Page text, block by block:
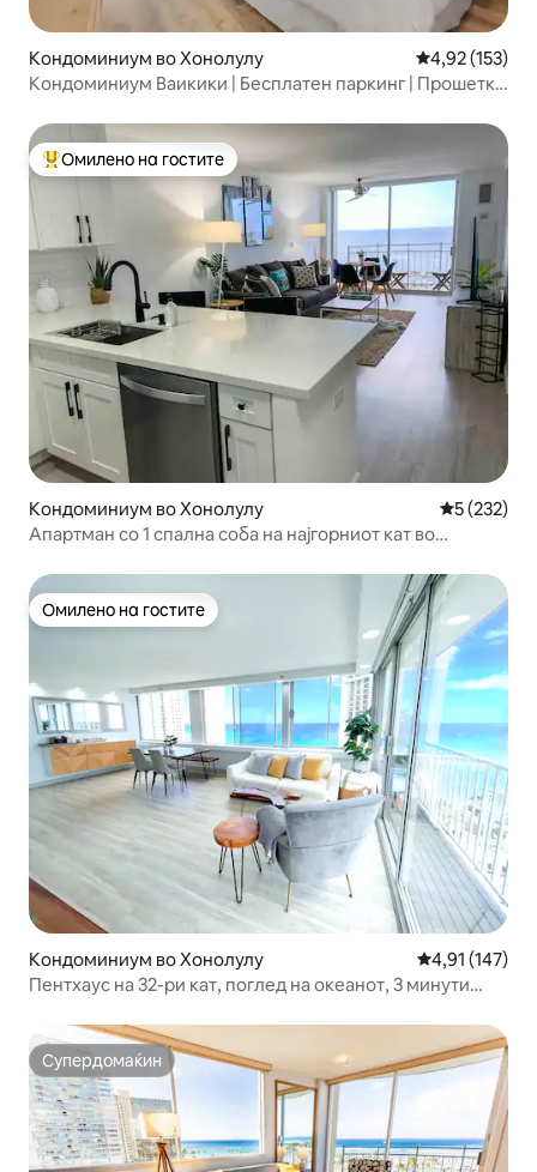
Кондоминиум во Хонолулу Просечна
4,92 (153)
Кондоминиум Ваикики | Бесплатен паркинг | Прошетка
Меѓу најуспешните „Омилени на гостите“
Омилено на гостите
Кондоминиум во Хонолулу Просечна
5 (232)
Апартман со 1 спална соба на најгорниот кат во
Омилено на гостите
Омилено на гостите
Кондоминиум во Хонолулу Просечна
4,91 (147)
Пентхаус на 32-ри кат, поглед на океанот, 3 минути
Супердомаќин
Супердомаќин